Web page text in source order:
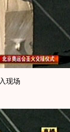
现场